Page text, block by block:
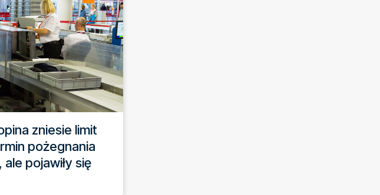
zniesie limit
pożegnania
pojawiły się